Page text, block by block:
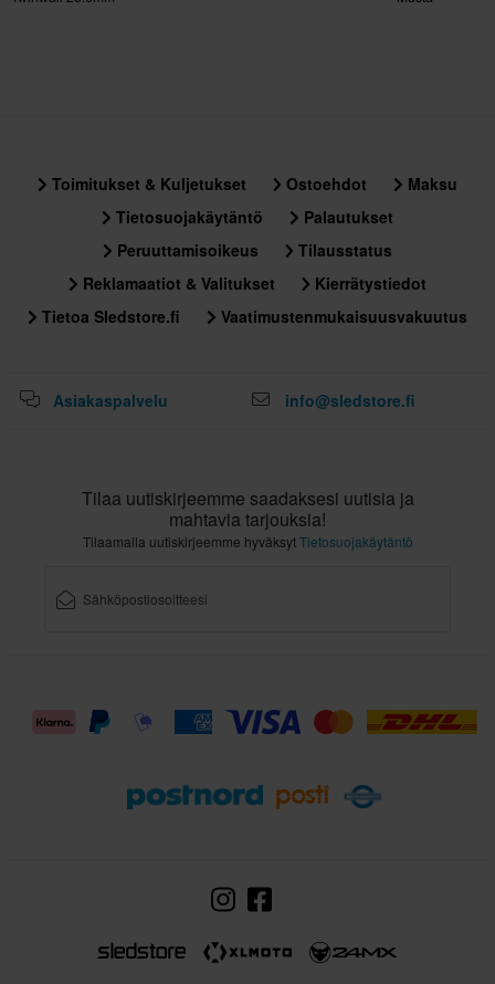
Toimitukset & Kuljetukset Ostoehdot
Maksu
Tietosuojakäytäntö
Palautukset
Peruuttamisoikeus
Tilausstatus
Reklamaatiot & Valitukset
Kierrätystiedot
Tietoa Sledstore.fi
Vaatimustenmukaisuusvakuutus
Asiakaspalvelu info@sledstore.fi
Tilaa uutiskirjeemme saadaksesi uutisia ja
mahtavia tarjouksia!
Tilaamalla uutiskirjeemme hyväksytTietosuojakäytäntö